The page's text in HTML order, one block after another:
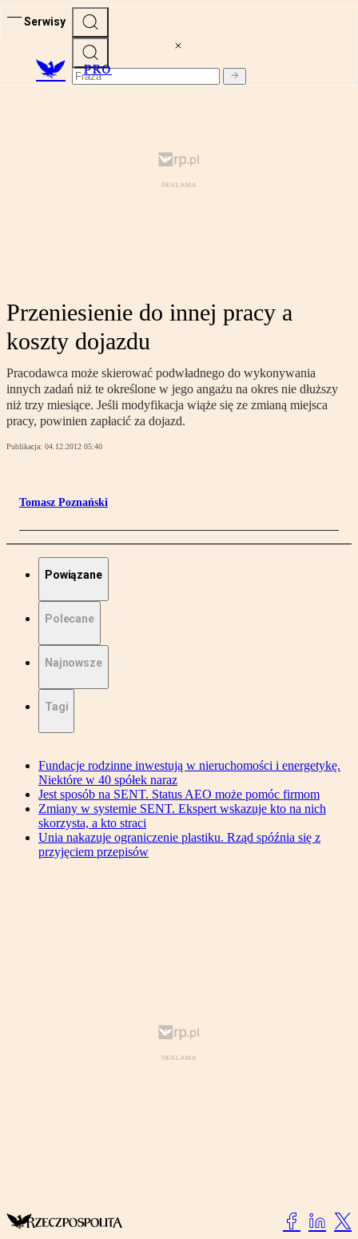
Serwisy
PRO
Przeniesienie do innej pracy a
koszty dojazdu
Pracodawca może skierować podwładnego do wykonywania
innych zadań niż te określone w jego angażu na okres nie dłuższy
niż trzy miesiące. Jeśli modyfikacja wiąże się ze zmianą miejsca
pracy, powinien zapłacić za dojazd.
Publikacja: 04.12.2012 05:40
Tomasz Poznański
Powiązane
Polecane
Najnowsze
Tagi
Fundacje rodzinne inwestują w nieruchomości i energetykę.
Niektóre w 40 spółek naraz
Jest sposób na SENT. Status AEO może pomóc firmom
Zmiany w systemie SENT. Ekspert wskazuje kto na nich
skorzysta, a kto straci
Unia nakazuje ograniczenie plastiku. Rząd spóźnia się z
przyjęciem przepisów